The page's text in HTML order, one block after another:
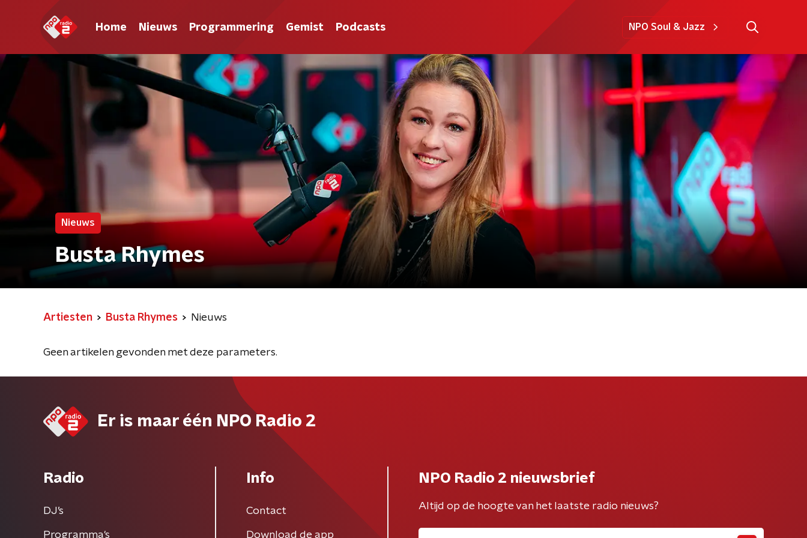
Home Nieuws Programmering Gemist Podcasts NPO Soul & Jazz
Nieuws
Busta Rhymes
Artiesten Busta Rhymes Nieuws
Geen artikelen gevonden met deze parameters.
Er is maar één NPO Radio 2
Radio
DJ’s
Programma's
Info
Contact
Download de app
NPO Radio 2 nieuwsbrief
Altijd op de hoogte van het laatste radio nieuws?